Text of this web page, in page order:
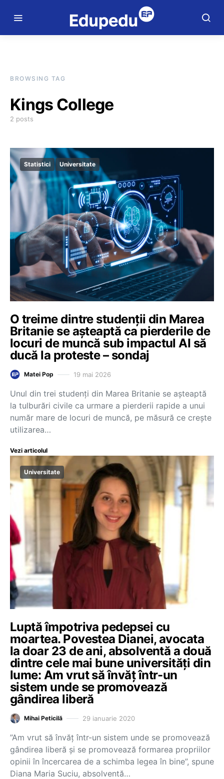
BROWSING TAG
Kings College
2 posts
Statistici Universitate
O treime dintre studenții din Marea
Britanie se așteaptă ca pierderile de
locuri de muncă sub impactul AI să
ducă la proteste – sondaj
Matei Pop 19 mai 2026
Unul din trei studenți din Marea Britanie se așteaptă
la tulburări civile ca urmare a pierderii rapide a unui
număr mare de locuri de muncă, pe măsură ce crește
utilizarea…
Vezi articolul
Universitate
Luptă împotriva pedepsei cu
moartea. Povestea Dianei, avocata
la doar 23 de ani, absolventă a două
dintre cele mai bune universități din
lume: Am vrut să învăț într-un
sistem unde se promovează
gândirea liberă
Mihai Peticilă 29 ianuarie 2020
”Am vrut să învăț într-un sistem unde se promovează
gândirea liberă și se promovează formarea propriilor
opinii în încercarea de a schimba legea în bine”, spune
Diana Maria Suciu, absolventă…